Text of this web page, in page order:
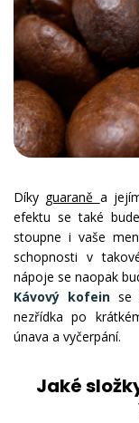
Díky guaraně a
efektu se také
stoupne i vaše
schopnosti v
nápoje se naopak
Kávový kofein se
nezřídka po
únava a vyčerpání.
Jaké